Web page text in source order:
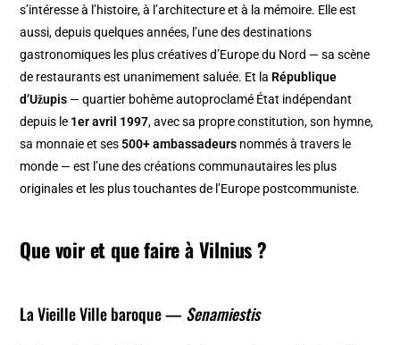
s’intéresse à l’histoire, à l’architecture et à la mémoire. Elle est
aussi, depuis quelques années, l’une des destinations
gastronomiques les plus créatives d’Europe du Nord — sa scène
de restaurants est unanimement saluée. Et la République
d’Užupis — quartier bohème autoproclamé État indépendant
depuis le 1er avril 1997, avec sa propre constitution, son hymne,
sa monnaie et ses 500+ ambassadeurs nommés à travers le
monde — est l’une des créations communautaires les plus
originales et les plus touchantes de l’Europe postcommuniste.
Que voir et que faire à Vilnius ?
La Vieille Ville baroque —Senamiestis